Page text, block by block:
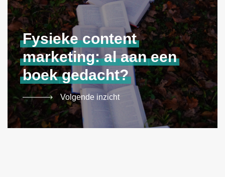
Fysieke content
marketing: al aan een
boek gedacht?
Volgende inzicht